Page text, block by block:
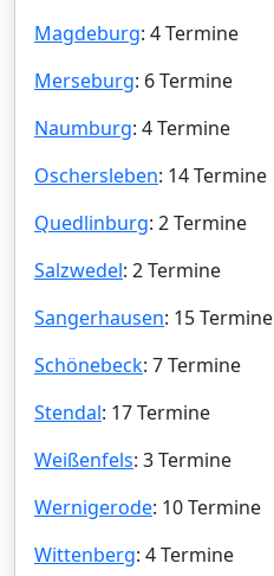
Magdeburg: 4 Termine
Merseburg: 6 Termine
Naumburg: 4 Termine
Oschersleben: 14 Termine
Quedlinburg: 2 Termine
Salzwedel: 2 Termine
Sangerhausen: 15 Termine
Schönebeck: 7 Termine
Stendal: 17 Termine
Weißenfels: 3 Termine
Wernigerode: 10 Termine
Wittenberg: 4 Termine